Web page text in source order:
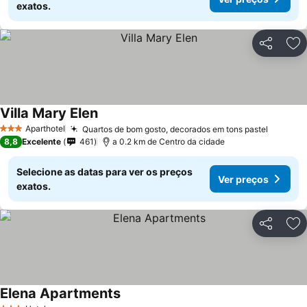
exatos.
Partilhar
3 EstrelasAparthotel Quartos de bom gosto, decorados em tons pastel
Villa Mary Elen
8,8 Excelente 461 a 0.2 km de Centro da cidade
Selecione as datas para ver os preços
exatos.
Ver preços
Partilhar
Elena Apartments